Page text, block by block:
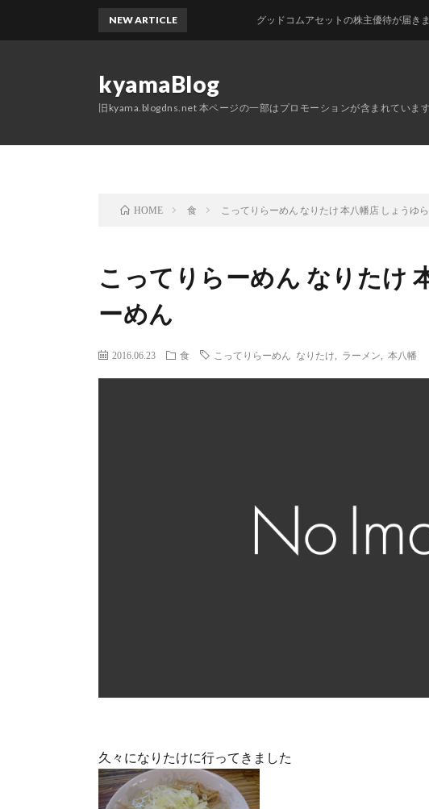
kyamaBlog
旧kyama.blogdns.net 本ページの一部はプロモーションが含まれています
NEW ARTICLE グッドコムアセットの株主優待が届きました
HOME 食 こってりらーめん なりたけ 本八幡店 しょうゆ
こってりらーめん なりたけ
ーめん
2016.06.23 食 こってりらーめん なりたけ ラーメン 本八幡
久々になりたけに行ってきました